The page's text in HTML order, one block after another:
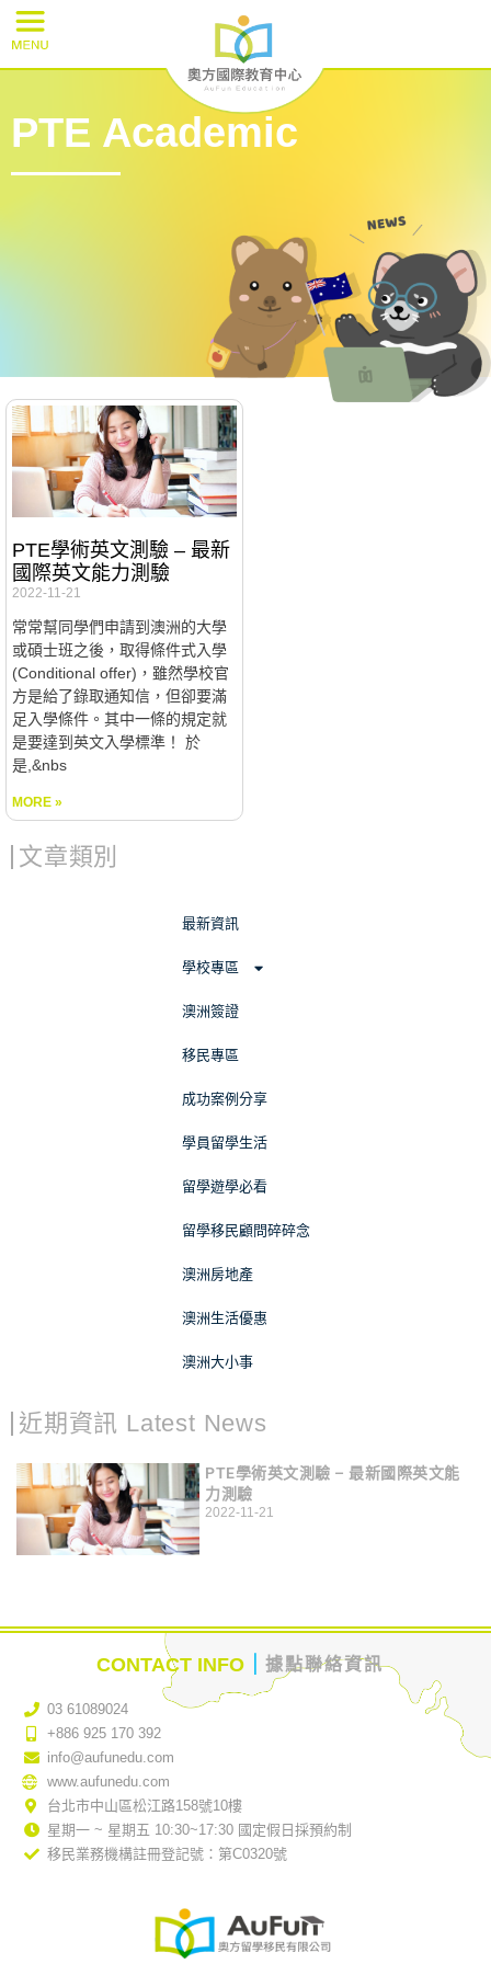
PTE Academic
PTE學術英文測驗 – 最新
國際英文能力測驗
2022-11-21
常常幫同學們申請到澳洲的大學
或碩士班之後，取得條件式入學
(Conditional offer)，雖然學校官
方是給了錄取通知信，但卻要滿
足入學條件。其中一條的規定就
是要達到英文入學標準！ 於
是,&nbs
MORE »
文章類別
最新資訊
學校專區
澳洲簽證
移民專區
成功案例分享
學員留學生活
留學遊學必看
留學移民顧問碎碎念
澳洲房地產
澳洲生活優惠
澳洲大小事
近期資訊 Latest News
PTE學術英文測驗 – 最新國際英文能
力測驗
2022-11-21
CONTACT INFO 據點聯絡資訊
03 61089024
+886 925 170 392
info@aufunedu.com
www.aufunedu.com
台北市中山區松江路158號10樓
星期一 ~ 星期五 10:30~17:30 國定假日採預約制
移民業務機構註冊登記號：第C0320號